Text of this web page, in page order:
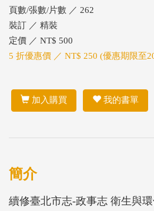
頁數/張數/片數 ／ 262
裝訂 ／ 精裝
定價 ／ NT$ 500
5 折優惠價 ／ NT$ 250 (優惠期限至
加入購買 我的書單
簡介
續修臺北市志-政事志 衛生與